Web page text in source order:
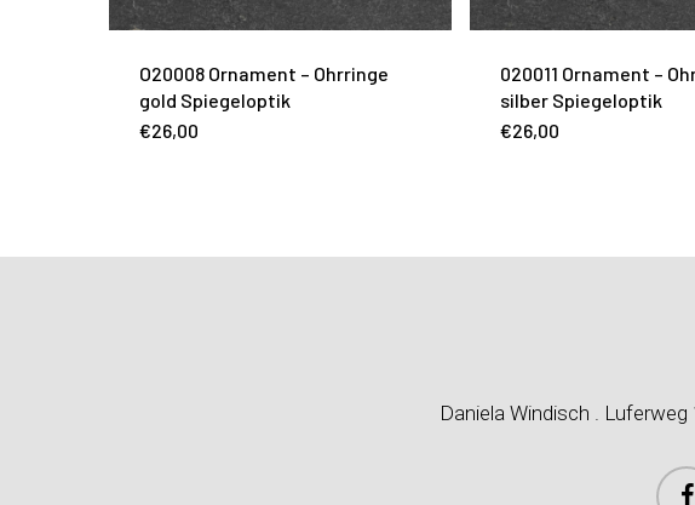
O20008 Ornament – Ohrringe
gold Spiegeloptik
€26,00
020011 Ornament –
silber Spiegeloptik
€26,00
Daniela Windisch .